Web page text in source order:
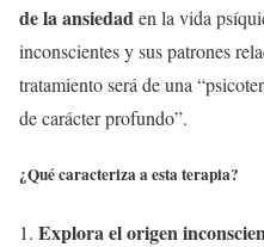
de la ansiedaden la vida
inconscientes y sus patrones
tratamiento será de una
de carácter profundo”.
¿Qué caracteriza a esta terapia?
Explora el origen